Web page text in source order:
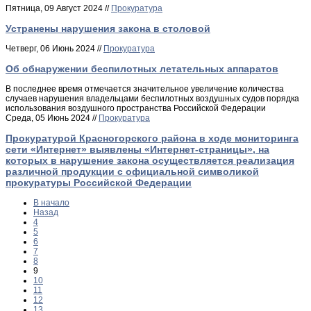
Пятница, 09 Август 2024 // Прокуратура
Устранены нарушения закона в столовой
Четверг, 06 Июнь 2024 // Прокуратура
Об обнаружении беспилотных летательных аппаратов
В последнее время отмечается значительное увеличение количества
случаев нарушения владельцами беспилотных воздушных судов порядка
использования воздушного пространства Российской Федерации
Среда, 05 Июнь 2024 // Прокуратура
Прокуратурой Красногорского района в ходе мониторинга
сети «Интернет» выявлены «Интернет-страницы», на
которых в нарушение закона осуществляется реализация
различной продукции с официальной символикой
прокуратуры Российской Федерации
В начало
Назад
4
5
6
7
8
9
10
11
12